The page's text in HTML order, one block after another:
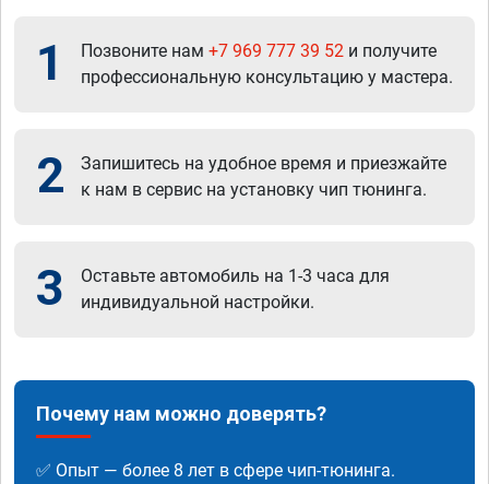
1 Позвоните нам +7 969 777 39 52 и получите
профессиональную консультацию у мастера.
2
Запишитесь на удобное время и приезжайте
к нам в сервис на установку чип тюнинга.
3
Оставьте автомобиль на 1-3 часа для
индивидуальной настройки.
Почему нам можно доверять?
✅ Опыт — более 8 лет в сфере чип-тюнинга.